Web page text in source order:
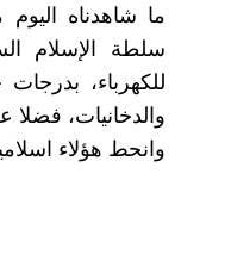
ما شاهدناه
سلطة الإسلام
للكهرباء،
والدخانيات،
وانحط هؤلاء